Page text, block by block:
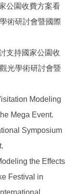
公園收費方案看
術研討會暨國際
支持國家公園收
光學術研討會暨
Modeling
Mega Event.
Symposium
the Effects
Festival in